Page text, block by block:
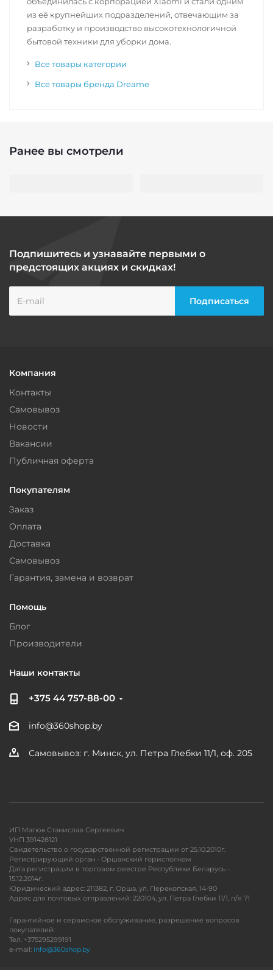
из её крупнейших подразделений, отвечающим за
разработку и производство высокотехнологичной
бытовой техники для уборки дома.
Все товары категории
Все товары бренда Dreame
Ранее вы смотрели
Подпишитесь и узнавайте первыми о
предстоящих акциях и скидках!
Компания
Контакты
Самовывоз
Новости
Вакансии
Публичная оферта
Покупателям
Заказ
Оплата
Доставка
Самовывоз
Гарантия, замена и возврат
Помощь
Блог
Производители
Наши контакты
+375 44 757-88-00
info@360shop.by
Самовывоз: г. Минск, ул. Петра Глебки 11/1, оф. 205
ИП Матюк Станислав Сергеевич
УНП 391428121
Свидетельство о государственной регистрации от 25.10.2010г.
Регистрирующий орган - Оршанский горисполком
Дата регистрации в торговом реестре Республики Беларусь -
15.12.2014г.
Юридический адрес: 211382, г. Орша, ул. Перекопская, 14-90
Адрес для почтовых отправлений: 220104, ул. Петра Глебки 11/1, п/я 71
Гарантийное и сервисное обслуживание, разрешение вопросов
покупателей:
Тел. +375295299191
e-mail: info@360shop.by